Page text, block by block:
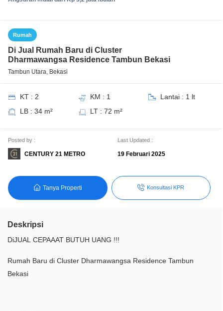
Rumah
Di Jual Rumah Baru di Cluster
Dharmawangsa Residence Tambun Bekasi
Tambun Utara, Bekasi
KT : 2 KM : 1
Lantai : 1 lt
LB : 34 m²
LT : 72 m²
Posted by :
CENTURY 21 METRO
Last Updated :
19 Februari 2025
Tanya Properti Konsultasi KPR
Deskripsi
DiJUAL CEPAAAT BUTUH UANG !!!
Rumah Baru di Cluster Dharmawangsa Residence Tambun
Bekasi